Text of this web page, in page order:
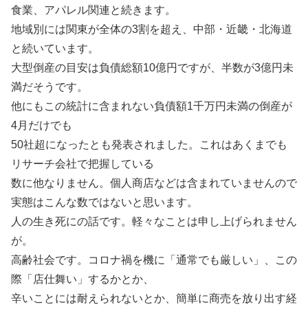
食業、アパレル関連と続きます。
地域別には関東が全体の3割を超え、中部・近畿・北海道
と続いています。
大型倒産の目安は負債総額10億円ですが、半数が3億円未
満だそうです。
他にもこの統計に含まれない負債額1千万円未満の倒産が
4月だけでも
50社超になったとも発表されました。これはあくまでも
リサーチ会社で把握している
数に他なりません。個人商店などは含まれていませんので
実態はこんな数ではないと思います。
人の生き死にの話です。軽々なことは申し上げられません
が。
高齢社会です。コロナ禍を機に「通常でも厳しい」、この
際「店仕舞い」するかとか、
辛いことには耐えられないとか、簡単に商売を放り出す経